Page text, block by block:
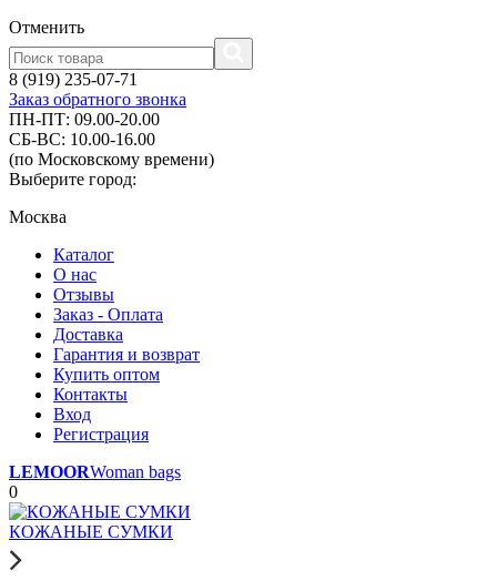
Отменить
8 (919) 235-07-71
Заказ обратного звонка
ПН-ПТ: 09.00-20.00
СБ-ВС: 10.00-16.00
(по Московскому времени)
Выберите город:
Москва
Каталог
О нас
Отзывы
Заказ - Оплата
Доставка
Гарантия и возврат
Купить оптом
Контакты
Вход
Регистрация
LEMOORWoman bags
0
КОЖАНЫЕ СУМКИ